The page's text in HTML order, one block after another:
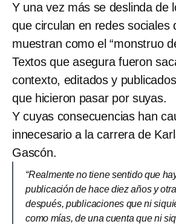
Y una vez más se deslinda de
que circulan en redes sociales
muestran como el “monstruo
Textos que asegura fueron
contexto, editados y
que hicieron pasar por suyas.
Y cuyas consecuencias han
innecesario a la carrera de
Gascón.
“Realmente no tiene sentido que
publicación de hace diez años y
después, publicaciones que ni
como mías, de una cuenta que ni